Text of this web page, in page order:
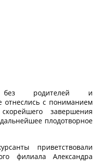
без родителей и
отнеслись с пониманием
завершения
плодотворное
приветствовали
филиала Александра